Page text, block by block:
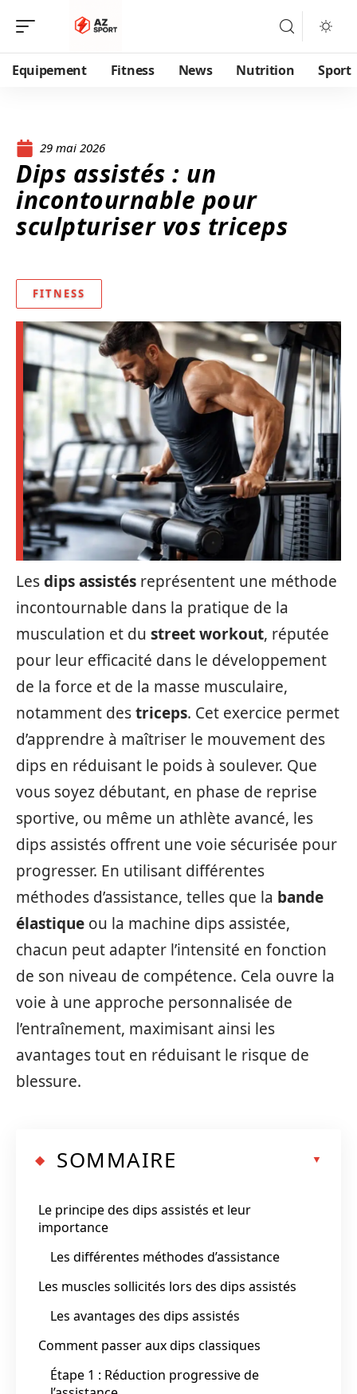
Equipement Fitness News Nutrition Sport
29 mai 2026
Dips assistés : un
incontournable pour
sculpturiser vos triceps
FITNESS
Lesdips assistés représentent une méthode
incontournable dans la pratique de la
musculation et du street workout, réputée
pour leur efficacité dans le développement
de la force et de la masse musculaire,
notamment destriceps. Cet exercice permet
d’apprendre à maîtriser le mouvement des
dips en réduisant le poids à soulever. Que
vous soyez débutant, en phase de reprise
sportive, ou même un athlète avancé, les
dips assistés offrent une voie sécurisée pour
progresser. En utilisant différentes
méthodes d’assistance, telles que la bande
élastique ou la machine dips assistée,
chacun peut adapter l’intensité en fonction
de son niveau de compétence. Cela ouvre la
voie à une approche personnalisée de
l’entraînement, maximisant ainsi les
avantages tout en réduisant le risque de
blessure.
SOMMAIRE
Le principe des dips assistés et leur
importance
Les différentes méthodes d’assistance
Les muscles sollicités lors des dips assistés
Les avantages des dips assistés
Comment passer aux dips classiques
Étape 1 : Réduction progressive de